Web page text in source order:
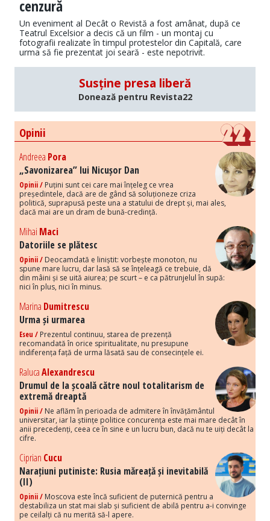
cenzură
Un eveniment al Decât o Revistă a fost amânat, după ce
Teatrul Excelsior a decis că un film - un montaj cu
fotografii realizate în timpul protestelor din Capitală, care
urma să fie prezentat joi seară - este nepotrivit.
Susține presa liberă
Donează pentru Revista22
Opinii
Andreea Pora
„Savonizarea” lui Nicușor Dan
Opinii / Puțini sunt cei care mai înțeleg ce vrea
președintele, dacă are de gând să soluționeze criza
politică, suprapusă peste una a statului de drept și, mai ales,
dacă mai are un dram de bună-credință.
Mihai Maci
Datoriile se plătesc
Opinii / Deocamdată e liniștit: vorbește monoton, nu
spune mare lucru, dar lasă să se înțeleagă ce trebuie, dă
din mâini și se uită aiurea; pe scurt – e ca pătrunjelul în supă:
nici în plus, nici în minus.
Marina Dumitrescu
Urma și urmarea
Eseu / Prezentul continuu, starea de prezență
recomandată în orice spiritualitate, nu presupune
indiferența față de urma lăsată sau de consecințele ei.
RalucaAlexandrescu
Drumul de la școală către noul totalitarism de
extremă dreaptă
Opinii / Ne aflăm în perioada de admitere în învățământul
universitar, iar la științe politice concurența este mai mare decât în
anii precedenți, ceea ce în sine e un lucru bun, dacă nu te uiți decât la
cifre.
Ciprian Cucu
Narațiuni putiniste: Rusia măreață și inevitabilă
(II)
Opinii / Moscova este încă suficient de puternică pentru a
destabiliza un stat mai slab și suficient de abilă pentru a-i convinge
pe ceilalți că nu merită să-l apere.